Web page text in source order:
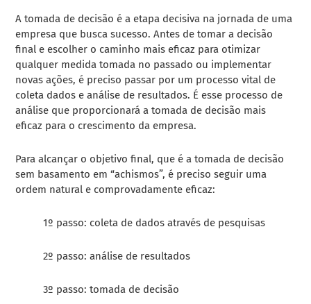
A tomada de decisão é a etapa decisiva na jornada de uma
empresa que busca sucesso. Antes de tomar a decisão
final e escolher o caminho mais eficaz para otimizar
qualquer medida tomada no passado ou implementar
novas ações, é preciso passar por um processo vital de
coleta dados e análise de resultados. É esse processo de
análise que proporcionará a tomada de decisão mais
eficaz para o crescimento da empresa.
Para alcançar o objetivo final, que é a tomada de decisão
sem basamento em “achismos”, é preciso seguir uma
ordem natural e comprovadamente eficaz:
1º passo: coleta de dados através de pesquisas
2º passo: análise de resultados
3º passo: tomada de decisão